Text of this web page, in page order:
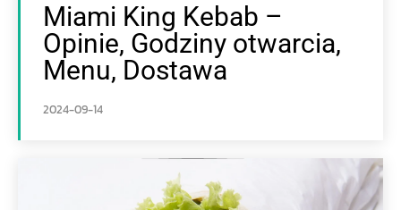
Miami King Kebab –
Opinie, Godziny otwarcia,
Menu, Dostawa
2024-09-14